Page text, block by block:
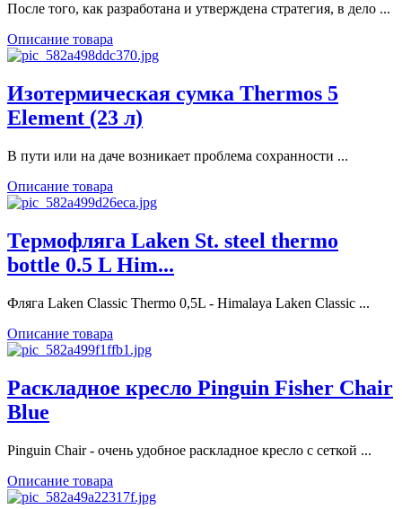
После того, как разработана и утверждена стратегия, в дело ...
Описание товара
Изотермическая сумка Thermos 5
Element (23 л)
В пути или на даче возникает проблема сохранности ...
Описание товара
Термофляга Laken St. steel thermo
bottle 0.5 L Him...
Фляга Laken Classic Thermo 0,5L - Himalaya Laken Classic ...
Описание товара
Раскладное кресло Pinguin Fisher Chair
Blue
Pinguin Chair - очень удобное раскладное кресло с сеткой ...
Описание товара